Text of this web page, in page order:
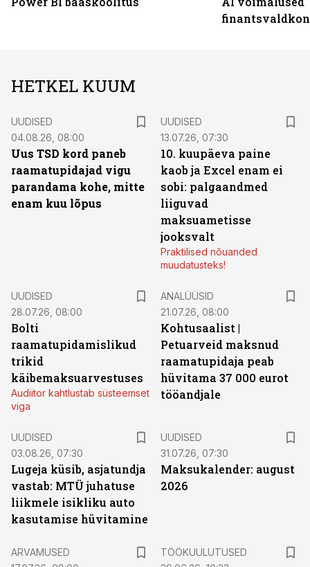
HETKEL KUUM
UUDISED
04.08.26, 08:00
Uus TSD kord paneb
raamatupidajad vigu
parandama kohe, mitte
enam kuu lõpus
UUDISED
13.07.26, 07:30
10. kuupäeva paine
kaob ja Excel enam ei
sobi: palgaandmed
liiguvad
maksuametisse
jooksvalt
Praktilised nõuanded
muudatusteks!
UUDISED
28.07.26, 08:00
Bolti
raamatupidamislikud
trikid
käibemaksuarvestuses
Audiitor kahtlustab süsteemset
viga
ANALÜÜSID
21.07.26, 08:00
Kohtusaalist |
Petuarveid maksnud
raamatupidaja peab
hüvitama 37 000 eurot
tööandjale
UUDISED
03.08.26, 07:30
Lugeja küsib, asjatundja
vastab: MTÜ juhatuse
liikmele isikliku auto
kasutamise hüvitamine
UUDISED
31.07.26, 07:30
Maksukalender: august
2026
ARVAMUSED
TÖÖKUULUTUSED